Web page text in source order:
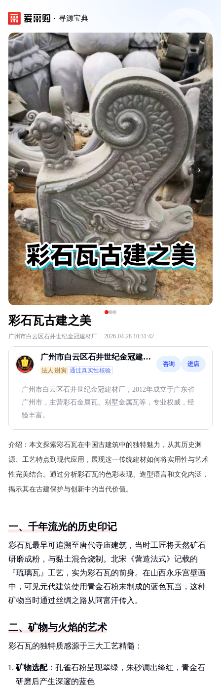
寻源宝典
‹ ›
彩石瓦古建之美
广州市白云区石井世纪金冠建材厂 · 2026-04-28 10:31:42
广州市白云区石井世纪金冠建材
厂
法人:谢寅 通过真实性核验
咨询 进店
广州市白云区石井世纪金冠建材厂，2012年成立于广东省
广州市，主营彩石金属瓦、别墅金属瓦等，专业权威，经
验丰富。
介绍： 本文探索彩石瓦在中国古建筑中的独特魅力，从其历史渊
源、工艺特点到现代应用，展现这一传统建材如何将实用性与艺术
性完美结合。通过分析彩石瓦的色彩表现、造型语言和文化内涵，
揭示其在古建保护与创新中的当代价值。
一、千年流光的历史印记
彩石瓦最早可追溯至唐代寺庙建筑，当时工匠将天然矿石
研磨成粉，与黏土混合烧制。北宋《营造法式》记载的
『琉璃瓦』工艺，实为彩石瓦的前身。在山西永乐宫壁画
中，可见元代建筑使用青金石粉末制成的蓝色瓦当，这种
矿物当时通过丝绸之路从阿富汗传入。
二、矿物与火焰的艺术
彩石瓦的独特质感源于三大工艺精髓：
矿物选配：孔雀石粉呈现翠绿，朱砂调出绛红，青金石
研磨后产生深邃的蓝色